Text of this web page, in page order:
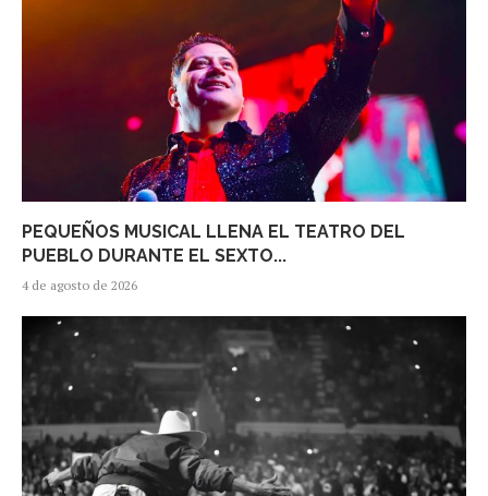
PEQUEÑOS MUSICAL LLENA EL TEATRO DEL
PUEBLO DURANTE EL SEXTO...
4 de agosto de 2026